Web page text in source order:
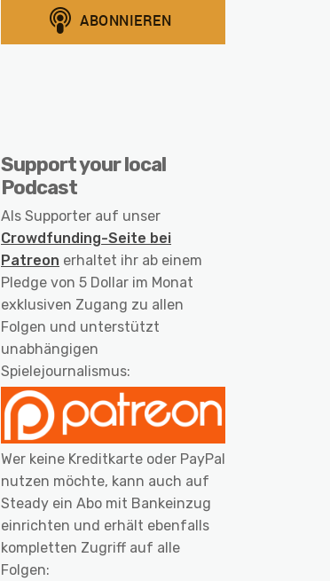
Support your local
Podcast
Als Supporter auf unser
Crowdfunding-Seite bei
Patreon erhaltet ihr ab einem
Pledge von 5 Dollar im Monat
exklusiven Zugang zu allen
Folgen und unterstützt
unabhängigen
Spielejournalismus:
Wer keine Kreditkarte oder PayPal
nutzen möchte, kann auch auf
Steady ein Abo mit Bankeinzug
einrichten und erhält ebenfalls
kompletten Zugriff auf alle
Folgen: